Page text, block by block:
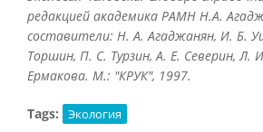
редакцией академика РАМН Н.А.
составители: Н. А. Агаджанян, И. Б.
Торшин, П. С. Турзин, А. Е. Северин, Л.
Ермакова. М.: "КРУК", 1997.
Tags: Экология